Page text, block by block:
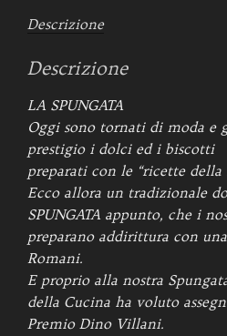
Descrizione
Descrizione
LA SPUNGATA
Oggi sono tornati di moda e
prestigio i dolci ed i biscotti
preparati con le “ricette della
Ecco allora un tradizionale
SPUNGATA appunto, che i
preparano addirittura con
Romani.
E proprio alla nostra
della Cucina ha voluto
Premio Dino Villani.